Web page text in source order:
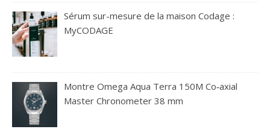
Sérum sur-mesure de la maison Codage :
MyCODAGE
Montre Omega Aqua Terra 150M Co‑axial
Master Chronometer 38 mm